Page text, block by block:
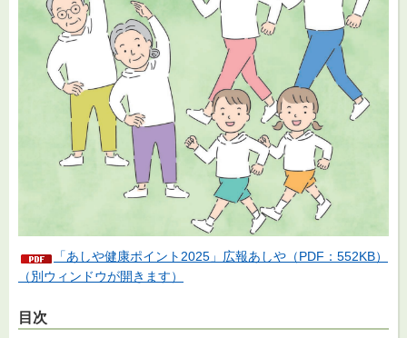
「あしや健康ポイント2025」広報あしや（PDF：552KB）
（別ウィンドウが開きます）
目次